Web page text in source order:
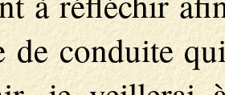
de conduite